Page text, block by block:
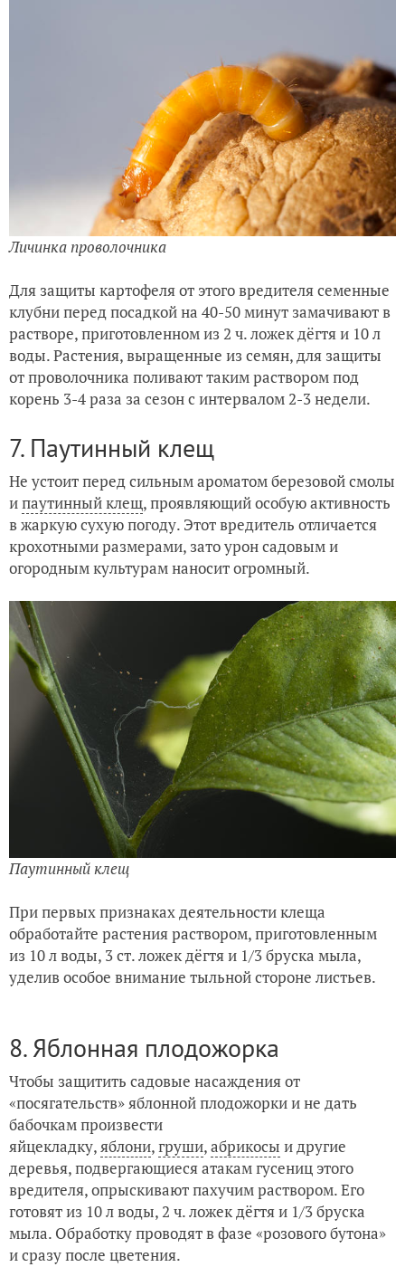
Личинка проволочника
Для защиты картофеля от этого вредителя семенные
клубни перед посадкой на 40-50 минут замачивают в
растворе, приготовленном из 2 ч. ложек дёгтя и 10 л
воды. Растения, выращенные из семян, для защиты
от проволочника поливают таким раствором под
корень 3-4 раза за сезон с интервалом 2-3 недели.
7. Паутинный клещ
Не устоит перед сильным ароматом березовой смолы
ипаутинный клещ, проявляющий особую активность
в жаркую сухую погоду. Этот вредитель отличается
крохотными размерами, зато урон садовым и
огородным культурам наносит огромный.
Паутинный клещ
При первых признаках деятельности клеща
обработайте растения раствором, приготовленным
из 10 л воды, 3 ст. ложек дёгтя и 1/3 бруска мыла,
уделив особое внимание тыльной стороне листьев.
8. Яблонная плодожорка
Чтобы защитить садовые насаждения от
«посягательств» яблонной плодожорки и не дать
бабочкам произвести
яйцекладку,яблони,груши,абрикосы и другие
деревья, подвергающиеся атакам гусениц этого
вредителя, опрыскивают пахучим раствором. Его
готовят из 10 л воды, 2 ч. ложек дёгтя и 1/3 бруска
мыла. Обработку проводят в фазе «розового бутона»
и сразу после цветения.